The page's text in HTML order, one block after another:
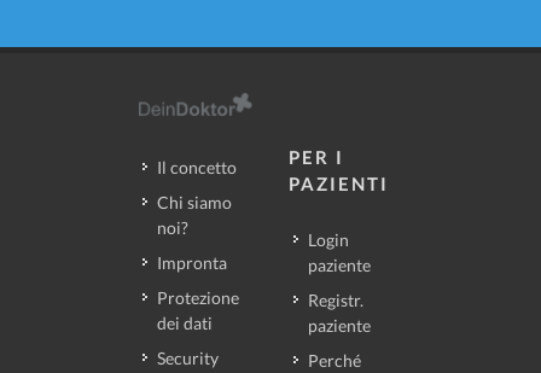
Il concetto
Chi siamo
noi?
Impronta
Protezione
dei dati
Security
PER I
PAZIENTI
Login
paziente
Registr.
paziente
Perché